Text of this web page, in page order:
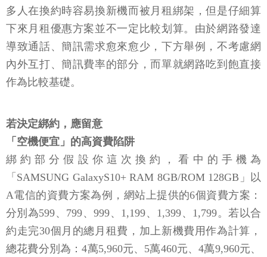
多人在換約時容易換新機而被月租綁架，但是仔細算
下來月租優惠方案並不一定比較划算。由於網路發達
導致通話、簡訊需求愈來愈少，下方舉例，不考慮網
內外互打、簡訊費率的部分，而單就網路吃到飽直接
作為比較基礎。
若決定綁約，應留意
「空機便宜」的高資費陷阱
綁約部分假設你這次換約，看中的手機為
「SAMSUNG GalaxyS10+ RAM 8GB/ROM 128GB」以
A電信的資費方案為例，網站上提供的6個資費方案：
分別為599、799、999、1,199、1,399、1,799。若以合
約走完30個月的總月租費，加上新機費用作為計算，
總花費分別為：4萬5,960元、5萬460元、4萬9,960元、